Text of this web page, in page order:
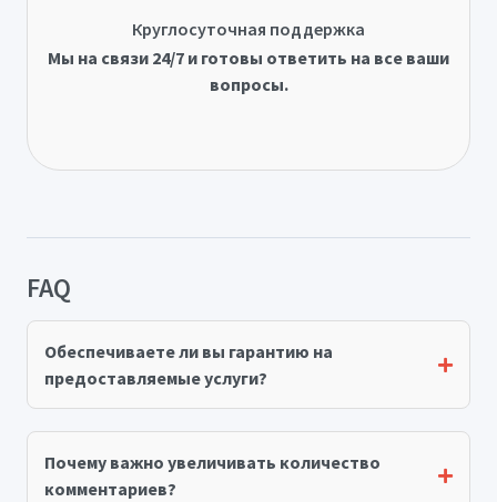
Круглосуточная поддержка
Мы на связи 24/7 и готовы ответить на все ваши
вопросы.
FAQ
Обеспечиваете ли вы гарантию на
предоставляемые услуги?
Почему важно увеличивать количество
комментариев?